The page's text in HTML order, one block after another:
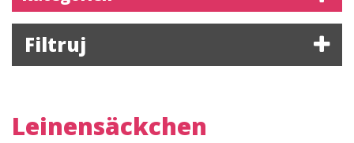
Filtruj
Leinensäckchen